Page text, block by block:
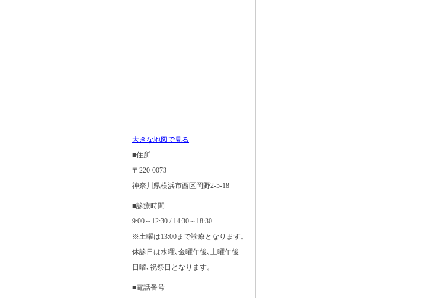
大きな地図で見る
■住所
〒220-0073
神奈川県横浜市西区岡野2-5-18
■診療時間
9:00～12:30 / 14:30～18:30
※土曜は13:00まで診療となります。
休診日は水曜､金曜午後､土曜午後
日曜､祝祭日となります。
■電話番号